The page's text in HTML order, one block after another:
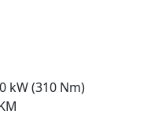
kW (310 Nm)